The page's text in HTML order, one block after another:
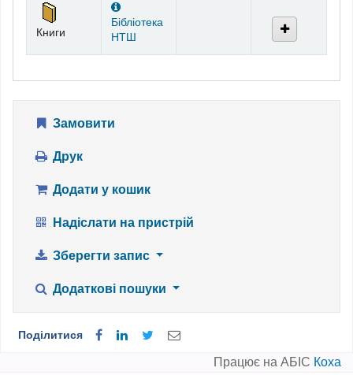
Книги
Бібліотека
НТШ
Замовити
Друк
Додати у кошик
Надіслати на пристрій
Зберегти запис
Додаткові пошуки
Поділитися
Працює на АБІС Коха